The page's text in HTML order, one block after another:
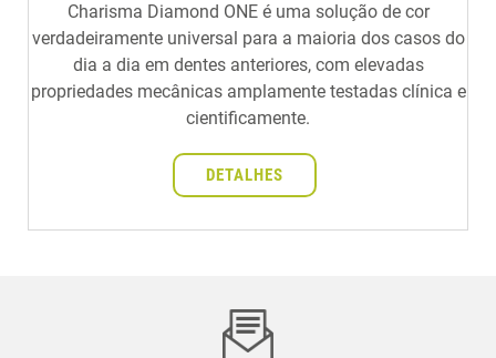
Charisma Diamond ONE é uma solução de cor
verdadeiramente universal para a maioria dos casos do
dia a dia em dentes anteriores, com elevadas
propriedades mecânicas amplamente testadas clínica e
cientificamente.
DETALHES